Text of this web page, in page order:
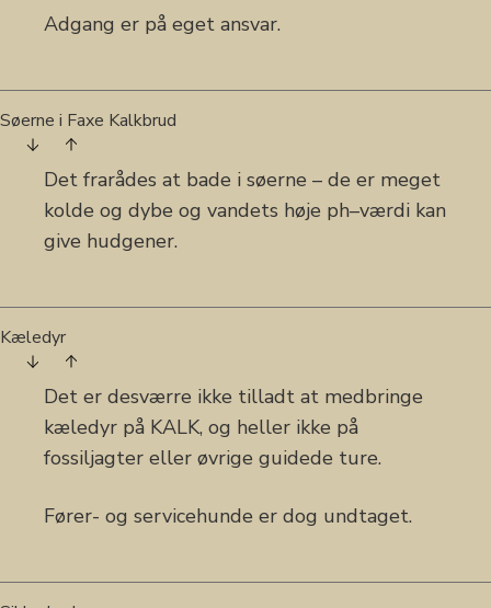
Adgang er på eget ansvar.
Søerne i Faxe Kalkbrud
Det frarådes at bade i søerne – de er meget
kolde og dybe og vandets høje ph–værdi kan
give hudgener.
Kæledyr
Det er desværre ikke tilladt at medbringe
kæledyr på KALK, og heller ikke på
fossiljagter eller øvrige guidede ture.
Fører- og servicehunde er dog undtaget.